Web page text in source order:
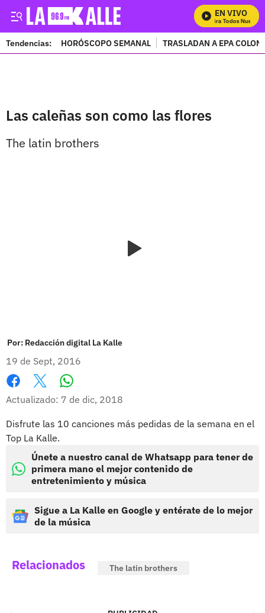
EN VIVO
Mira Todos
Tendencias: HORÓSCOPO SEMANAL TRASLADAN A EPA
Las caleñas son como las flores
The latin brothers
Por: Redacción digital La Kalle
19 de Sept, 2016
Facebook
X Whatsapp
Actualizado: 7 de dic, 2018
Disfrute las 10 canciones más pedidas de la semana en el
Top La Kalle.
Únete a nuestro canal de Whatsapp para tener de
primera mano el mejor contenido de
entretenimiento y música
Sigue a La Kalle en Google y entérate de lo mejor
de la música
Relacionados The latin brothers